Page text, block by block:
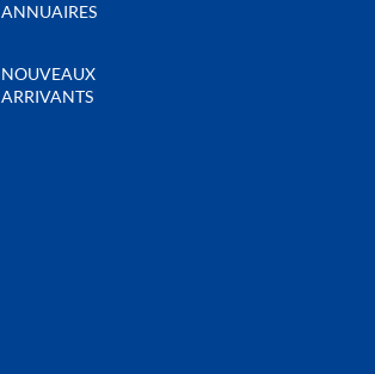
ANNUAIRES
NOUVEAUX
ARRIVANTS